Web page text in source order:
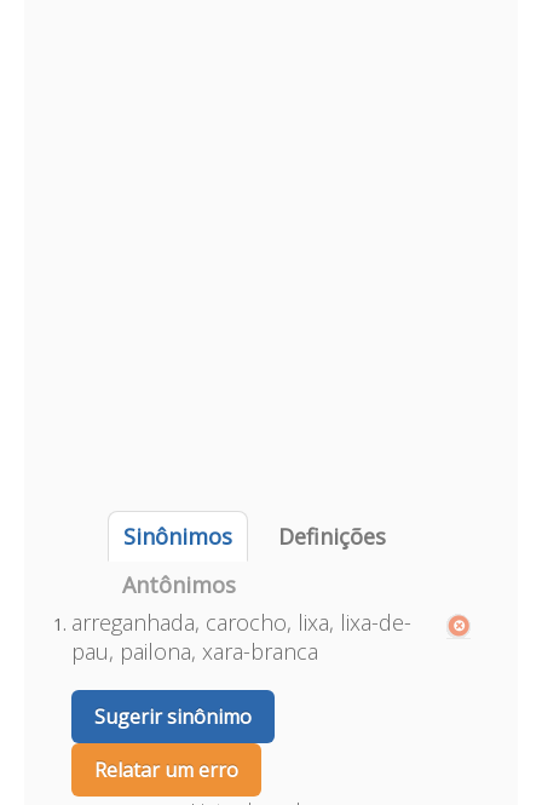
Sinônimos
Definições
Antônimos
arreganhada, carocho, lixa, lixa-de-
pau, pailona, xara-branca
Sugerir sinônimo
Relatar um erro